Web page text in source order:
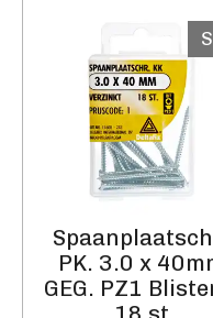
PK. 3.0 x
GEG. PZ1